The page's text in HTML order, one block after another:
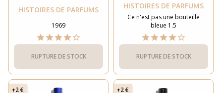
HISTOIRES DE PARFUMS
1969
RUPTURE DE STOCK
HISTOIRES DE PARFUMS
Ce n'est pas une bouteille
bleue 1.5
RUPTURE DE STOCK
+2 € +2 €